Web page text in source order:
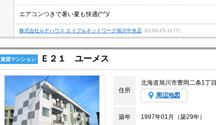
エアコンつきで暑い夏も快適(^^)/
株式会社ルナハウス エイブルネットワーク旭川中央店 (0166-25-1177)
賃貸マンション Ｅ２１ ユーメス
住所
北海道旭川市豊岡二条1丁目
周辺地図
築年 1997年01月（築29年）